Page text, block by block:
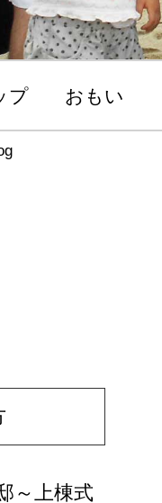
プ おもい
～上棟式